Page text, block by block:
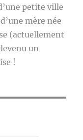
petite ville
mère née
(actuellement
un
!